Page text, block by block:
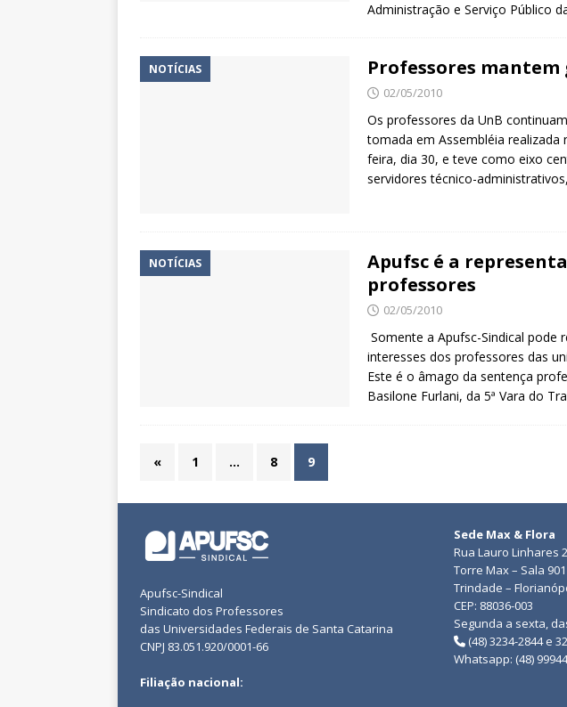
Administração e Serviço Público
NOTÍCIAS Professores mantem
02/05/2010
Os professores da UnB
tomada em Assembléia realizada
feira, dia 30, e teve como eixo
servidores técnico-
NOTÍCIAS
Apufsc é a
professores
02/05/2010
Somente a Apufsc-Sindical pode
interesses dos professores das
Este é o âmago da sentença
Basilone Furlani, da 5ª Vara do
« 1 … 8 9
Apufsc-Sindical
Sindicato dos Professores
das Universidades Federais de Santa Catarina
CNPJ 83.051.920/0001-66
Filiação nacional:
Sede Max & Flora
Rua Lauro Linhares
Torre Max – Sala 901
Trindade –
CEP: 88036-003
Segunda a sexta,
(48) 3234-2844 e
Whatsapp: (48)